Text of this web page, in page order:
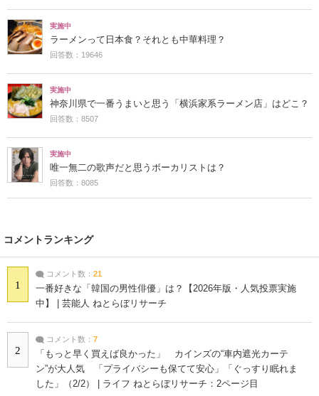
実施中
ラーメンって日本食？それとも中華料理？
回答数：19646
実施中
神奈川県で一番うまいと思う「横浜家系ラーメン店」はどこ？
回答数：8507
実施中
唯一無二の歌声だと思うボーカリストは？
回答数：8085
コメントランキング
1
コメント数： 21
一番好きな「韓国の男性俳優」は？【2026年版・人気投票実施
中】 | 芸能人 ねとらぼリサーチ
2
コメント数： 7
「もっと早く買えば良かった」 カインズの“車内遮光カーテ
ン”が大人気 「プライバシーも保てて安心」「ぐっすり眠れま
した」（2/2） | ライフ ねとらぼリサーチ：2ページ目